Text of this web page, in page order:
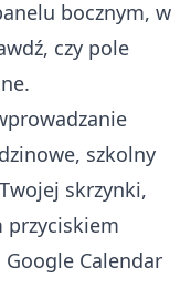
bocznym, w
czy pole
szkolny
skrzynki,
przyciskiem
Calendar